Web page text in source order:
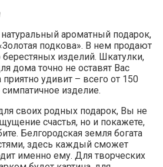
натуральный ароматный подарок,
подкова». В нем продают
изделий. Шкатулки,
дома точно не оставят Вас
удивит – всего от 150
изделие.
своих родных подарок, Вы не
счастья, но и покажете,
Белгородская земля богата
здесь каждый сможет
именно ему. Для творческих